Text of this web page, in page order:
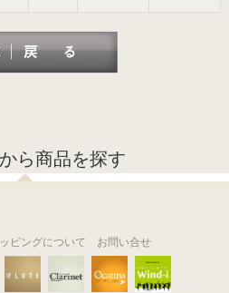
ら商品を探す
ピングについて お問い合せ